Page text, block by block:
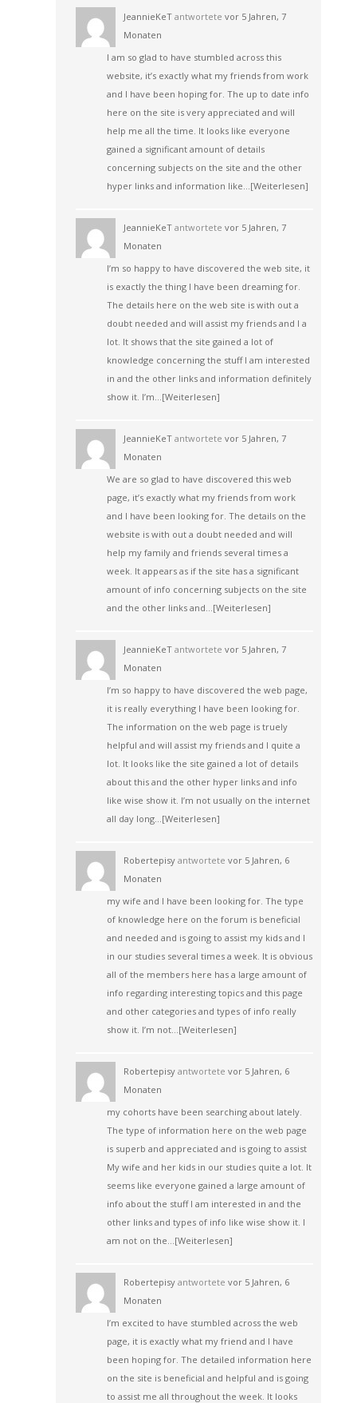
JeannieKeTantwortete vor 5 Jahren, 7
Monaten
I am so glad to have stumbled across this
website, it’s exactly what my friends from work
and I have been hoping for. The up to date info
here on the site is very appreciated and will
help me all the time. It looks like everyone
gained a significant amount of details
concerning subjects on the site and the other
hyper links and information like…[Weiterlesen]
JeannieKeTantwortete vor 5 Jahren, 7
Monaten
I’m so happy to have discovered the web site, it
is exactly the thing I have been dreaming for.
The details here on the web site is with out a
doubt needed and will assist my friends and I a
lot. It shows that the site gained a lot of
knowledge concerning the stuff I am interested
in and the other links and information definitely
show it. I’m…[Weiterlesen]
JeannieKeTantwortete vor 5 Jahren, 7
Monaten
We are so glad to have discovered this web
page, it’s exactly what my friends from work
and I have been looking for. The details on the
website is with out a doubt needed and will
help my family and friends several times a
week. It appears as if the site has a significant
amount of info concerning subjects on the site
and the other links and…[Weiterlesen]
JeannieKeTantwortete vor 5 Jahren, 7
Monaten
I’m so happy to have discovered the web page,
it is really everything I have been looking for.
The information on the web page is truely
helpful and will assist my friends and I quite a
lot. It looks like the site gained a lot of details
about this and the other hyper links and info
like wise show it. I’m not usually on the internet
all day long…[Weiterlesen]
Robertepisyantwortete vor 5 Jahren, 6
Monaten
my wife and I have been looking for. The type
of knowledge here on the forum is beneficial
and needed and is going to assist my kids and I
in our studies several times a week. It is obvious
all of the members here has a large amount of
info regarding interesting topics and this page
and other categories and types of info really
show it. I’m not…[Weiterlesen]
Robertepisyantwortete vor 5 Jahren, 6
Monaten
my cohorts have been searching about lately.
The type of information here on the web page
is superb and appreciated and is going to assist
My wife and her kids in our studies quite a lot. It
seems like everyone gained a large amount of
info about the stuff I am interested in and the
other links and types of info like wise show it. I
am not on the…[Weiterlesen]
Robertepisyantwortete vor 5 Jahren, 6
Monaten
I’m excited to have stumbled across the web
page, it is exactly what my friend and I have
been hoping for. The detailed information here
on the site is beneficial and helpful and is going
to assist me all throughout the week. It looks